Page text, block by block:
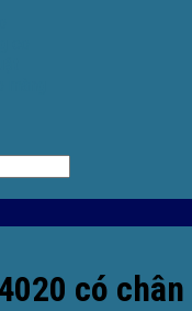
có